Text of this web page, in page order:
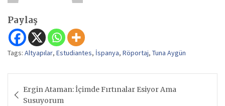
Paylaş
Tags: Altyapılar, Estudiantes, İspanya, Röportaj, Tuna Aygün
gezinmesi
Ergin Ataman: İçimde Fırtınalar Esiyor Ama
Susuyorum